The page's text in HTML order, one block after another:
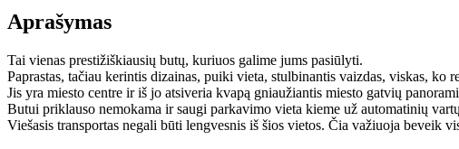
Aprašymas
Tai vienas prestižiškiausių butų, kuriuos galime jums pasiūlyti.
Paprastas, tačiau kerintis dizainas, puiki vieta, stulbinantis vaizdas, viskas, ko
Jis yra miesto centre ir iš jo atsiveria kvapą gniaužiantis miesto gatvių
Butui priklauso nemokama ir saugi parkavimo vieta kieme už automatinių
Viešasis transportas negali būti lengvesnis iš šios vietos. Čia važiuoja beveik